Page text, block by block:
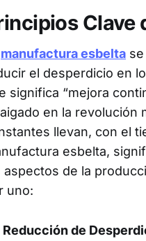
Clave
manufactura esbelta
el desperdicio en
significa “mejora
en la revolución
llevan, con el
esbelta,
aspectos de la
uno:
Reducción de